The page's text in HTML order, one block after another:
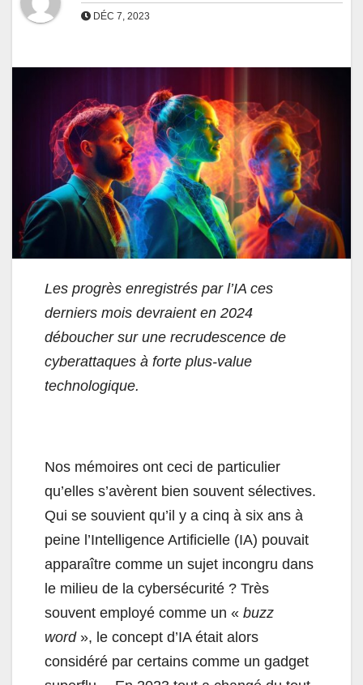
DÉC 7, 2023
Les progrès enregistrés par l’IA ces
derniers mois devraient en 2024
déboucher sur une recrudescence de
cyberattaques à forte plus-value
technologique.
Nos mémoires ont ceci de particulier
qu’elles s’avèrent bien souvent sélectives.
Qui se souvient qu’il y a cinq à six ans à
peine l’Intelligence Artificielle (IA) pouvait
apparaître comme un sujet incongru dans
le milieu de la cybersécurité ? Très
souvent employé comme un « buzz
word», le concept d’IA était alors
considéré par certains comme un gadget